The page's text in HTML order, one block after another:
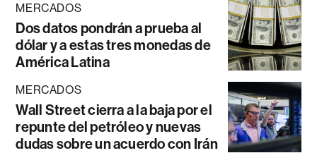
MERCADOS
Dos datos pondrán a prueba al
dólar y a estas tres monedas de
América Latina
MERCADOS
Wall Street cierra a la baja por el
repunte del petróleo y nuevas
dudas sobre un acuerdo con Irán